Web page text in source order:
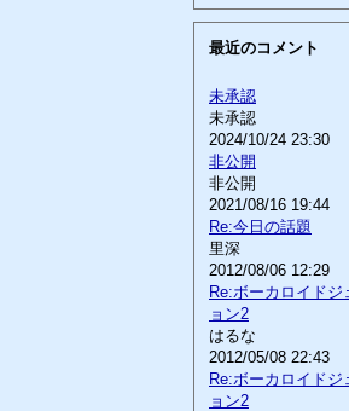
最近のコメント
未承認
未承認
2024/10/24 23:30
非公開
非公開
2021/08/16 19:44
Re:今日の話題
里深
2012/08/06 12:29
Re:ボーカロイドジ
ョン2
はるな
2012/05/08 22:43
Re:ボーカロイドジ
ョン2